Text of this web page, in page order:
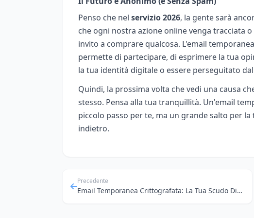
Penso che nel servizio 2026, la gente sarà
che ogni nostra azione online venga tracciata
invito a comprare qualcosa. L'email
permette di partecipare, di esprimere la tua
la tua identità digitale o essere perseguitato
Quindi, la prossima volta che vedi una causa
stesso. Pensa alla tua tranquillità. Un'email
piccolo passo per te, ma un grande salto per
indietro.
Precedente
Email Temporanea Crittografata: La Tua Scudo Digitale contro il Tracciamento AI